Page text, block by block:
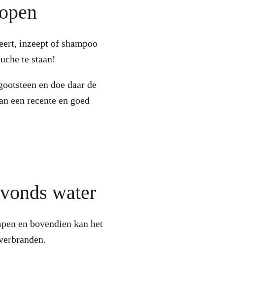
inzeept of shampoo
te staan!
en doe daar de
een recente en goed
water
en bovendien kan het